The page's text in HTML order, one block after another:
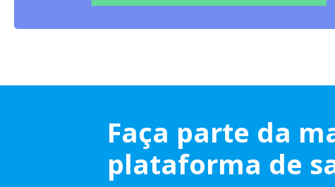
Faça parte da
plataforma de